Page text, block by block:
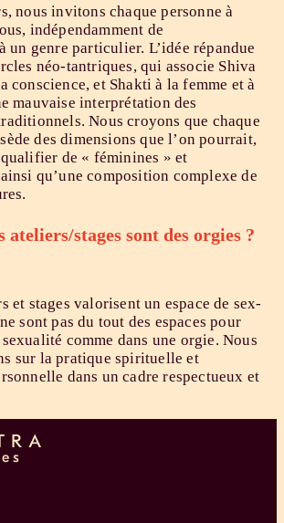
nous invitons chaque personne à
indépendamment de
un genre particulier. L’idée répandue
néo-tantriques, qui associe Shiva
conscience, et Shakti à la femme et à
mauvaise interprétation des
Nous croyons que chaque
des dimensions que l’on pourrait,
de « féminines » et
qu’une composition complexe de
ateliers/stages sont des orgies ?
et stages valorisent un espace de sex-
sont pas du tout des espaces pour
comme dans une orgie. Nous
sur la pratique spirituelle et
dans un cadre respectueux et